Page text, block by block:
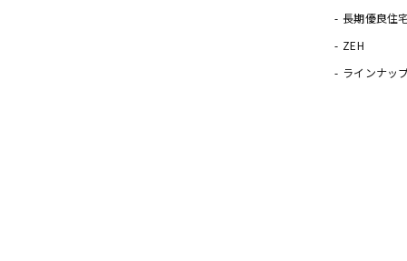
長期優良住
ZEH
ラインナッ